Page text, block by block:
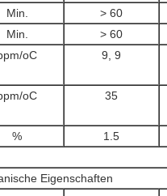
Min. > 60
Min. > 60
oC 9, 9
oC 35
% 1.5
Eigenschaften